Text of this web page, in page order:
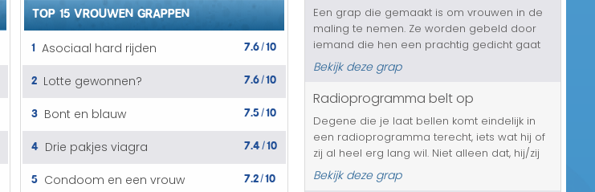
TOP 15 VROUWEN GRAPPEN
1 Asociaal hard rijden 7.6/10
2 Lotte gewonnen? 7.6/10
3 Bont en blauw 7.5/10
4 Drie pakjes viagra 7.4/10
5 Condoom en een vrouw 7.2/10
Een grap die gemaakt is om vrouwen in de
maling te nemen. Ze worden gebeld door
iemand die hen een prachtig gedicht gaat
voorlezen, met op de achtergrond de
muziek van candlelight, het bekende
radioprogramma. Maar helaas, niets is wat
Bekijk deze grap
Radioprogramma belt op
Degene die je laat bellen komt eindelijk in
een radioprogramma terecht, iets wat hij of
zij al heel erg lang wil. Niet alleen dat, hij/zij
wint ook nog eens een geheel verzorgde
vakantie en wel voor twee personen in het
Bekijk deze grap